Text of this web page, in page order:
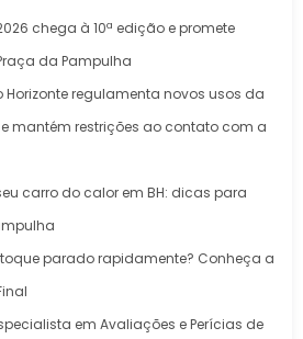
chega à 10ª edição e promete
da Pampulha
Horizonte regulamenta novos usos da
mantém restrições ao contato com a
carro do calor em BH: dicas para
parado rapidamente? Conheça a
em Avaliações e Perícias de